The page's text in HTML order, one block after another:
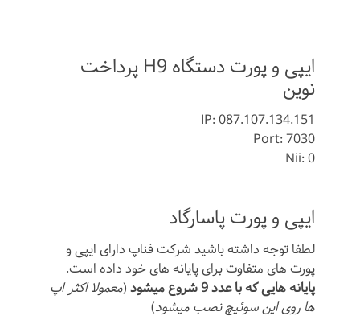
ایپی و پورت دستگاه H9 پرداخت
نوین
IP: 087.107.134.151
Port: 7030
Nii: 0
ایپی و پورت پاسارگاد
لطفا توجه داشته باشید شرکت فناپ دارای ایپی و
پورت های متفاوت برای پایانه های خود داده است.
پایانه هایی که با عدد 9 شروع میشود
(معمولا اکثر اپ
ها روی این سوئیچ نصب میشود)